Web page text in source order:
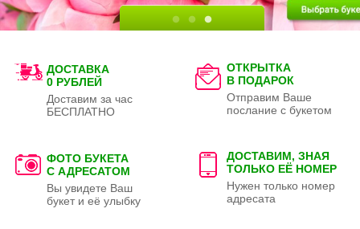
ДОСТАВКА
0 РУБЛЕЙ
Доставим за час
БЕСПЛАТНО
ОТКРЫТКА
В ПОДАРОК
Отправим Ваше
послание с букетом
ФОТО БУКЕТА
С АДРЕСАТОМ
Вы увидете Ваш
букет и её улыбку
ДОСТАВИМ, ЗНАЯ
ТОЛЬКО ЕЁ НОМЕР
Нужен только номер
адресата